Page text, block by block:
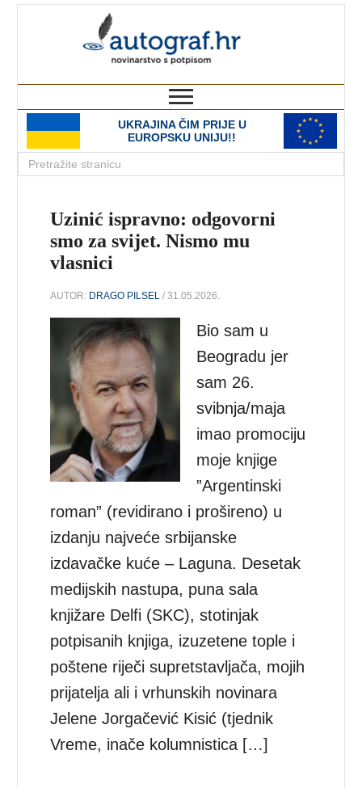
UKRAJINA ČIM PRIJE U
EUROPSKU UNIJU!!
Uzinić ispravno: odgovorni
smo za svijet. Nismo mu
vlasnici
AUTOR: DRAGO PILSEL / 31.05.2026.
Bio sam u
Beogradu jer
sam 26.
svibnja/maja
imao promociju
moje knjige
”Argentinski
roman” (revidirano i prošireno) u
izdanju najveće srbijanske
izdavačke kuće – Laguna. Desetak
medijskih nastupa, puna sala
knjižare Delfi (SKC), stotinjak
potpisanih knjiga, izuzetene tople i
poštene riječi supretstavljača, mojih
prijatelja ali i vrhunskih novinara
Jelene Jorgačević Kisić (tjednik
Vreme, inače kolumnistica […]